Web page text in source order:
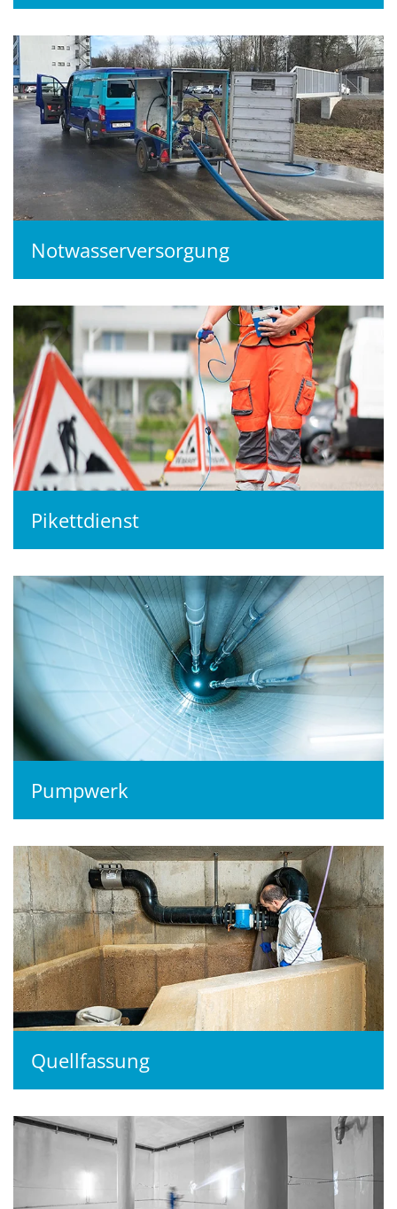
Notwasserversorgung
Pikettdienst
Pumpwerk
Quellfassung